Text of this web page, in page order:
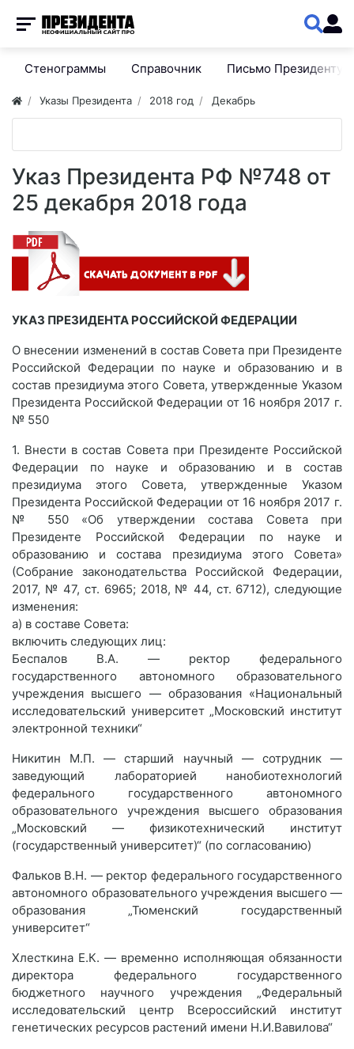
Стенограммы Справочник Письмо Президенту
Указы Президента 2018 год Декабрь
Указ Президента РФ №748 от
25 декабря 2018 года
УКАЗ ПРЕЗИДЕНТА РОССИЙСКОЙ ФЕДЕРАЦИИ
О внесении изменений в состав Совета при Президенте
Российской Федерации по науке и образованию и в
состав президиума этого Совета, утвержденные Указом
Президента Российской Федерации от 16 ноября 2017 г.
№ 550
1. Внести в состав Совета при Президенте Российской
Федерации по науке и образованию и в состав
президиума этого Совета, утвержденные Указом
Президента Российской Федерации от 16 ноября 2017 г.
№ 550 «Об утверждении состава Совета при
Президенте Российской Федерации по науке и
образованию и состава президиума этого Совета»
(Собрание законодательства Российской Федерации,
2017, № 47, ст. 6965; 2018, № 44, ст. 6712), следующие
изменения:
а) в составе Совета:
включить следующих лиц:
Беспалов В.А. — ректор федерального
государственного автономного образовательного
учреждения высшего — образования «Национальный
исследовательский университет „Московский институт
электронной техники“
Никитин М.П. — старший научный — сотрудник —
заведующий лабораторией нанобиотехнологий
федерального государственного автономного
образовательного учреждения высшего образования
„Московский — физикотехнический институт
(государственный университет)“ (по согласованию)
Фальков В.Н. — ректор федерального государственного
автономного образовательного учреждения высшего —
образования „Тюменский государственный
университет“
Хлесткина Е.К. — временно исполняющая обязанности
директора федерального государственного
бюджетного научного учреждения „Федеральный
исследовательский центр Всероссийский институт
генетических ресурсов растений имени Н.И.Вавилова“